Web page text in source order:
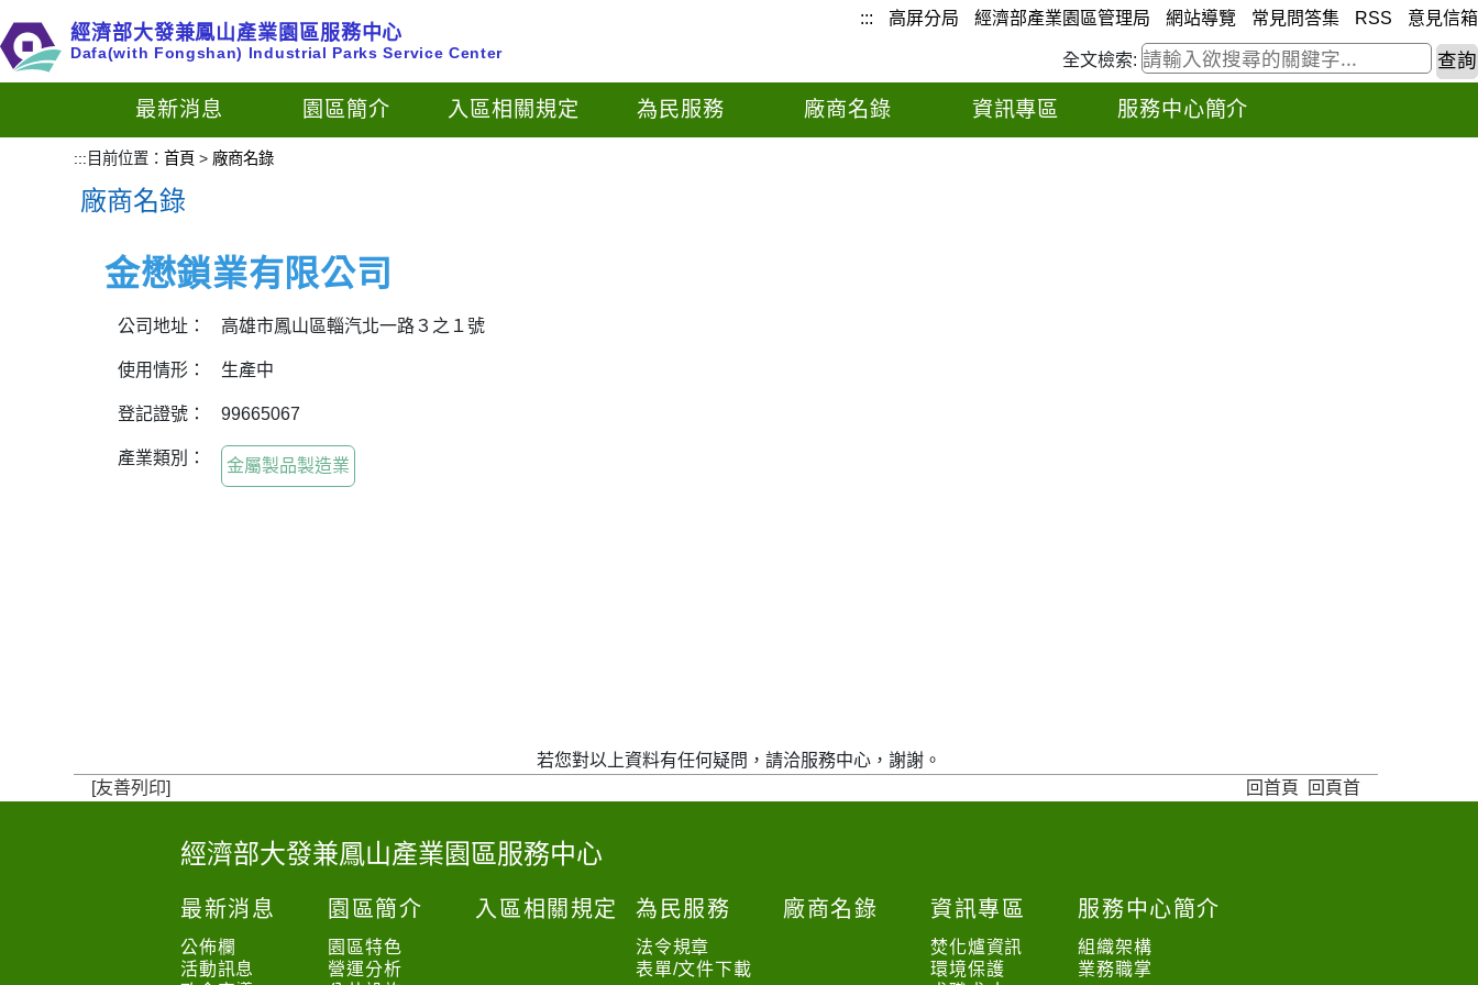
到
主
容
經濟部大發兼鳳山產業園區服務中心
Dafa(with Fongshan) Industrial Parks Service Center
::: 高屏分局 經濟部產業園區管理局 網站導覽 常見問答集 RSS 意見信箱
全文檢索:
最新消息 園區簡介 入區相關規定 為民服務 廠商名錄 資訊專區 服務中心簡介
::: 目前位置：首頁 > 廠商名錄
廠商名錄
金懋鎖業有限公司
公司地址： 高雄市鳳山區輜汽北一路３之１號
使用情形： 生產中
登記證號： 99665067
產業類別： 金屬製品製造業
若您對以上資料有任何疑問，請洽服務中心，謝謝。
[友善列印]
回首頁 回頁首
:
:
經濟部大發兼鳳山產業園區服務中心
最新消息
公佈欄
活動訊息
園區簡介
園區特色
營運分析
入區相關規定 為民服務
法令規章
表單/文件下載
廠商名錄 資訊專區
焚化爐資訊
環境保護
服務中心簡介
組織架構
業務職掌